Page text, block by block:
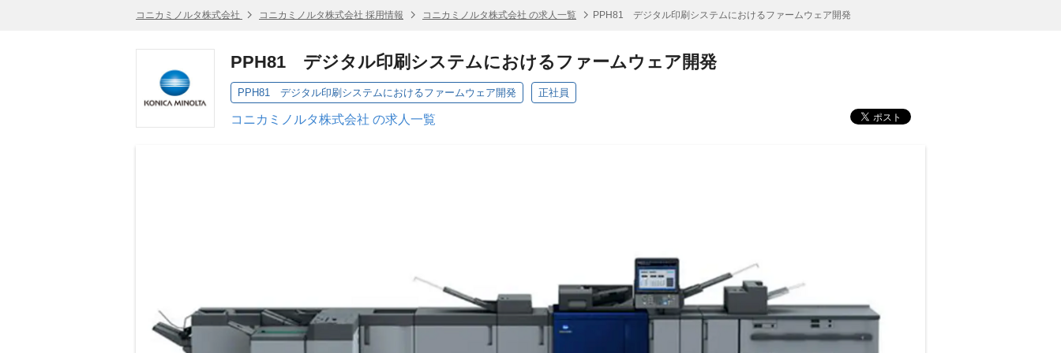
コニカミノルタ株式会社 コニカミノルタ株式会社 採用情報 コニカミノルタ株式会社 の求人一覧 PPH81 デジタル印刷システムにおけるファームウェア開発
PPH81 デジタル印刷システムにおけるファームウェア開発
PPH81 デジタル印刷システムにおけるファームウェア開発 正社員
コニカミノルタ株式会社 の求人一覧